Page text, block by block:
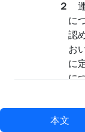
２
に
認
お
に
に
の
一
本文